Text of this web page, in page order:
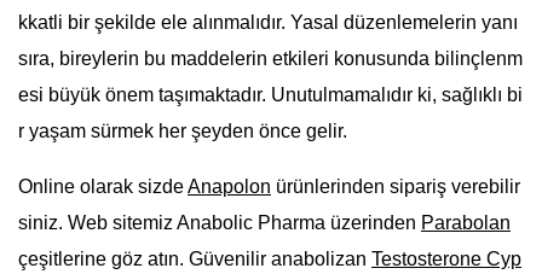
kkatli bir şekilde ele alınmalıdır. Yasal düzenlemelerin yanı
sıra, bireylerin bu maddelerin etkileri konusunda bilinçlenm
esi büyük önem taşımaktadır. Unutulmamalıdır ki, sağlıklı bi
r yaşam sürmek her şeyden önce gelir.
Online olarak sizdeAnapolon ürünlerinden sipariş verebilir
siniz. Web sitemiz Anabolic Pharma üzerinden Parabolan
çeşitlerine göz atın. Güvenilir anabolizan Testosterone Cyp